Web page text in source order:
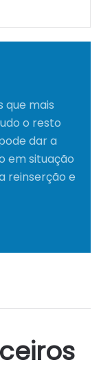
que mais
o resto
dar a
em situação
reinserção e